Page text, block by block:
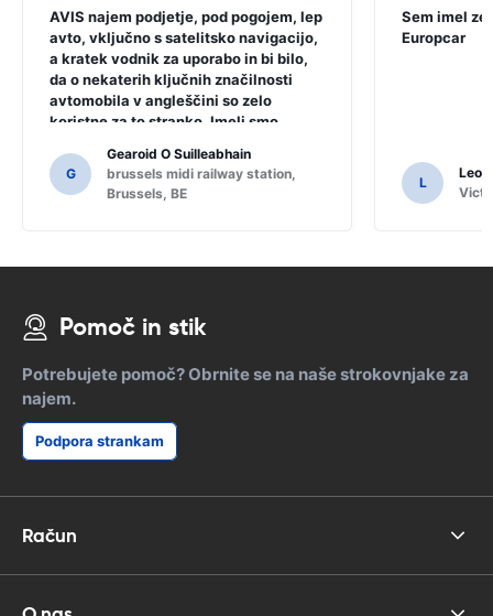
AVIS najem podjetje, pod pogojem, lep
avto, vključno s satelitsko navigacijo,
a kratek vodnik za uporabo in bi bilo,
da o nekaterih ključnih značilnosti
avtomobila v angleščini so zelo
koristne za to stranko. Imeli smo
usmerjanje in samo za, ki jih morda ne
bi pogruntal funkcije SAT NAV.
G
Gearoid O Suilleabhain
brussels midi railway station,
Brussels, BE
Sem imel
Europcar
L
Pomoč in stik
Potrebujete pomoč? Obrnite se na naše strokovnjake za
najem.
Podpora strankam
Račun